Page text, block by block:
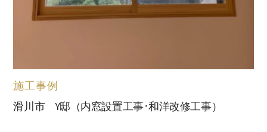
施工事例
滑川市 Y邸（内窓設置工事･和洋改修工事）